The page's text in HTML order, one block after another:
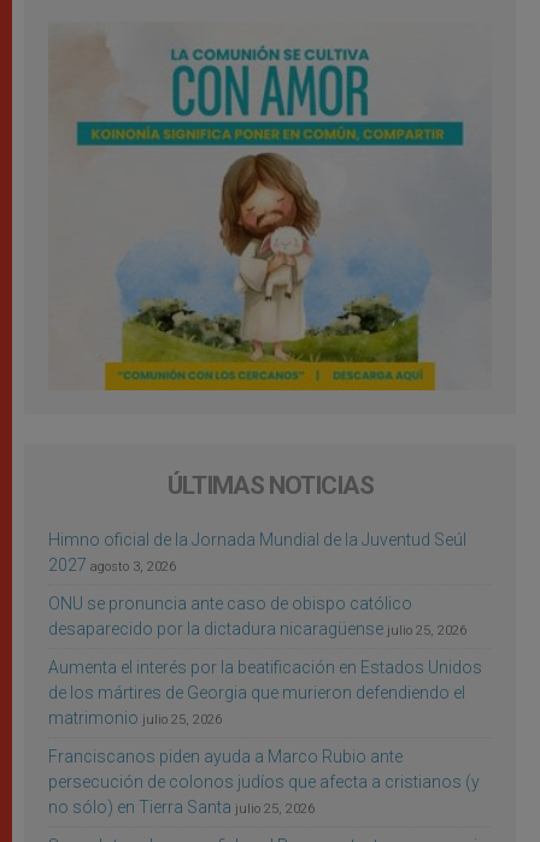
ÚLTIMAS NOTICIAS
Himno oficial de la Jornada Mundial de la Juventud Seúl
2027 agosto 3, 2026
ONU se pronuncia ante caso de obispo católico
desaparecido por la dictadura nicaragüense julio 25, 2026
Aumenta el interés por la beatificación en Estados Unidos
de los mártires de Georgia que murieron defendiendo el
matrimonio julio 25, 2026
Franciscanos piden ayuda a Marco Rubio ante
persecución de colonos judíos que afecta a cristianos (y
no sólo) en Tierra Santa julio 25, 2026